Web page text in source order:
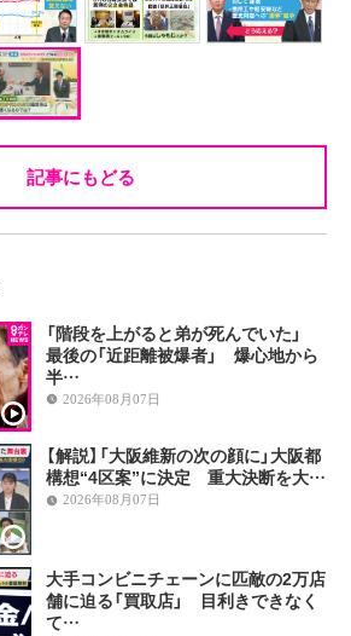
記事にもどる
「階段を上がると弟が死んでいた」
最後の「近距離被爆者」 爆心地から
半…
2026年08月07日
【解説】「大阪維新の次の顔に」大阪都
構想“4区案”に決定 重大決断を大…
2026年08月07日
大手コンビニチェーンに匹敵の2万店
舗に迫る「買取店」 目利きできなく
て…